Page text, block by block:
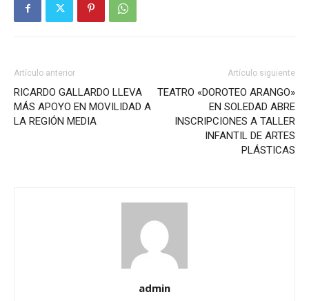
Artículo anterior
RICARDO GALLARDO LLEVA
MÁS APOYO EN MOVILIDAD A
LA REGIÓN MEDIA
Artículo siguiente
TEATRO «DOROTEO ARANGO»
EN SOLEDAD ABRE
INSCRIPCIONES A TALLER
INFANTIL DE ARTES
PLÁSTICAS
admin